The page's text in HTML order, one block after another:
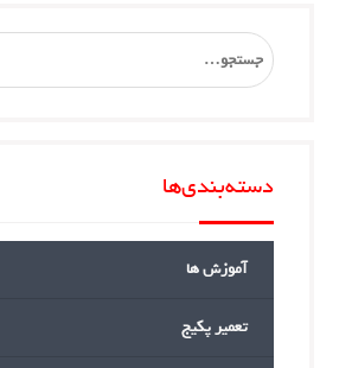
Search
for:
دسته‌بندی‌ها
آموزش ها
تعمیر پکیج